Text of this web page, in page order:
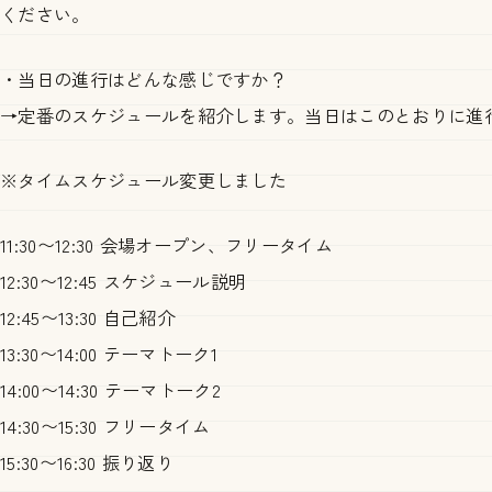
ください。
・当日の進行はどんな感じですか？
→定番のスケジュールを紹介します。当日はこのとおりに進
※タイムスケジュール変更しました
11:30〜12:30 会場オープン、フリータイム
12:30〜12:45 スケジュール説明
12:45〜13:30 自己紹介
13:30〜14:00 テーマトーク1
14:00〜14:30 テーマトーク2
14:30〜15:30 フリータイム
15:30〜16:30 振り返り